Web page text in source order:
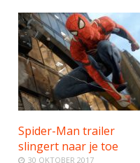
Spider-Man trailer
slingert naar je toe
30 OKTOBER 2017